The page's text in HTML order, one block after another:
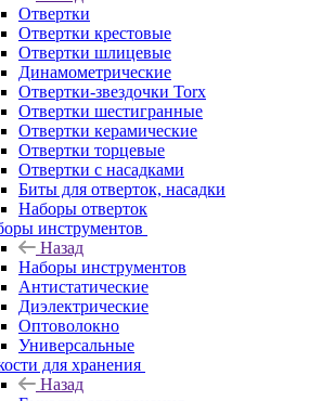
Отвертки
Отвертки крестовые
Отвертки шлицевые
Динамометрические
Отвертки-звездочки Torx
Отвертки шестигранные
Отвертки керамические
Отвертки торцевые
Отвертки с насадками
Биты для отверток, насадки
Наборы отверток
инструментов
Назад
Наборы инструментов
Антистатические
Диэлектрические
Оптоволокно
Универсальные
для хранения
Назад